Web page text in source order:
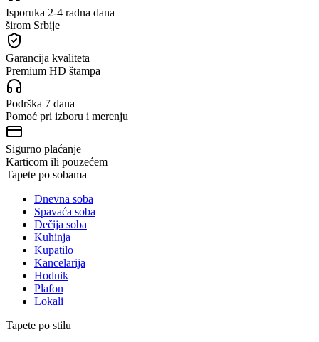
Isporuka 2-4 radna dana
širom Srbije
Garancija kvaliteta
Premium HD štampa
Podrška 7 dana
Pomoć pri izboru i merenju
Sigurno plaćanje
Karticom ili pouzećem
Tapete po sobama
Dnevna soba
Spavaća soba
Dečija soba
Kuhinja
Kupatilo
Kancelarija
Hodnik
Plafon
Lokali
Tapete po stilu